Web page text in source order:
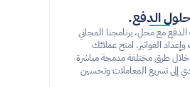
الدفع.
مع محل، برنامجنا المجاني